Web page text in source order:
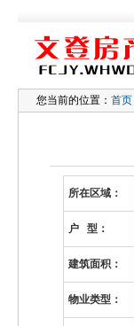
您当前的位置： 首页
所在区域：
户 型：
建筑面积：
物业类型：